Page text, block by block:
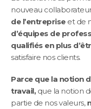
nouveau
de l’entrepriseet de
d’équipes de
qualifiés en plus
satisfaire nos clients.
Parce que la notion
travail,que la notion
partie de nos valeurs,